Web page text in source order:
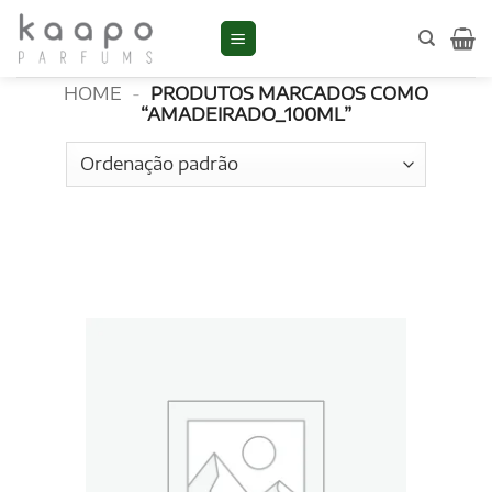
Skip
content
amadeirado_100ml
HOME - PRODUTOS MARCADOS COMO
“AMADEIRADO_100ML”